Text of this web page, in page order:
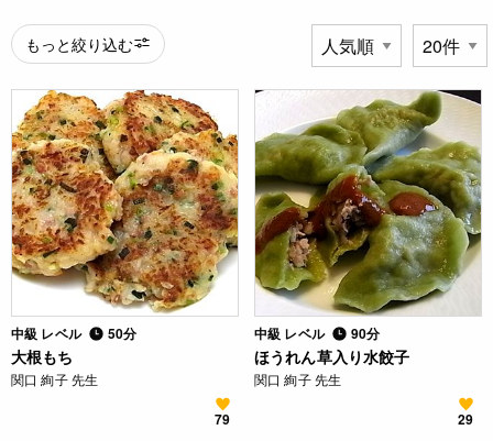
もっと絞り込む
中級 レベル 50分
大根もち
関口 絢子 先生
79
中級 レベル 90分
ほうれん草入り水餃子
関口 絢子 先生
29